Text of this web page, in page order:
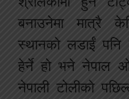
बनाउनेमा मात्रै
स्थानको लडाईं
हेर्ने हो भने नेपाल
नेपाली टोलीको